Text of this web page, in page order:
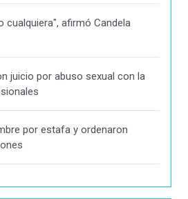
cualquiera", afirmó Candela
juicio por abuso sexual con la
por estafa y ordenaron